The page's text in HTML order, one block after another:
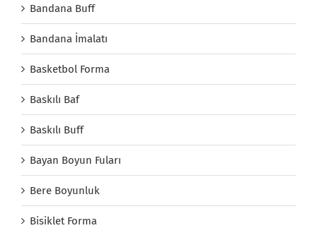
Bandana Buff
Bandana İmalatı
Basketbol Forma
Baskılı Baf
Baskılı Buff
Bayan Boyun Fuları
Bere Boyunluk
Bisiklet Forma